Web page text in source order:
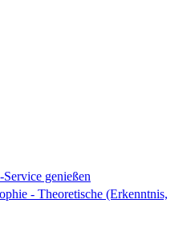
genießen
- Theoretische (Erkenntnis,